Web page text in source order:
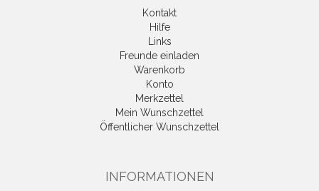
Kontakt
Hilfe
Links
Freunde einladen
Warenkorb
Konto
Merkzettel
Mein Wunschzettel
Öffentlicher Wunschzettel
INFORMATIONEN